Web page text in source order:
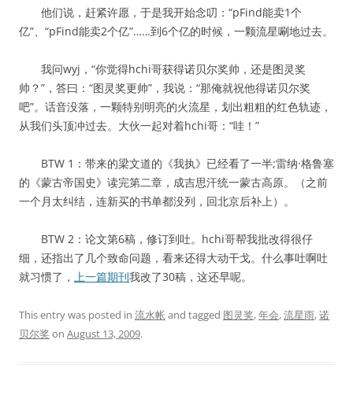
他们说，赶紧许愿，于是我开始念叨：“pFind能卖1个
亿”、“pFind能卖2个亿”……到6个亿的时候，一颗流星唰地过去。
我问wyj，“你觉得hchi哥获得诺贝尔奖帅，还是图灵奖
帅？”，答曰：“图灵奖更帅”，我说：“那俺就祝他得诺贝尔奖
吧”。话音没落，一颗特别明亮的火流星，划出粗粗的红色轨迹，
从我们头顶冲过去。大伙一起对着hchi哥：“哇！”
BTW 1：带来的梁文道的《我执》已经看了一半;雷纳·格鲁塞
的《蒙古帝国史》读完第二章，成吉思汗统一蒙古高原。（之前
一个月太纠结，连新买的书单都没列，回北京后补上）。
BTW 2：论文第6稿，修订到吐。hchi哥帮我批改得很仔
细，还指出了几个致命问题，看来还得大动干戈。什么事吐啊吐
就习惯了， 上一篇期刊我改了30稿，这还早呢。
This entry was posted in 流水帐 and tagged 图灵奖,年会,流星雨,诺
贝尔奖 on August 13, 2009.